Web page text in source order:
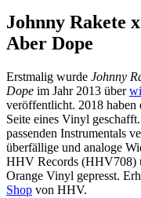
Johnny Rakete
Aber Dope
Erstmalig wurde Johnny
Dope im Jahr 2013 über
veröffentlicht. 2018 haben
Seite eines Vinyl
passenden Instrumentals
überfällige und analoge
HHV Records (HHV708)
Orange Vinyl gepresst.
Shop von HHV.